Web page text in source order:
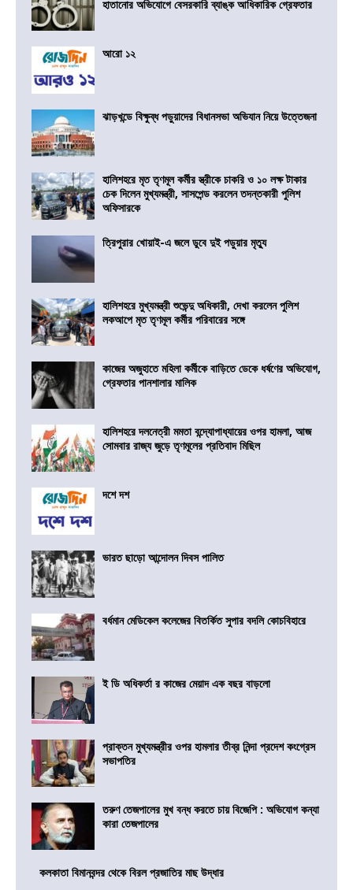
হাতানোর অভিযোগে বেসরকারি ব্যাঙ্ক আধিকারিক গ্রেফতার
আরো ১২
ঝাড়খন্ডে বিক্ষুব্ধ পড়ুয়াদের বিধানসভা অভিযান নিয়ে উত্তেজনা
হালিশহরে মৃত তৃণমূল কর্মীর স্ত্রীকে চাকরি ও ১০ লক্ষ টাকার
চেক দিলেন মুখ্যমন্ত্রী, সাসপেন্ড করলেন তদন্তকারী পুলিশ
অফিসারকে
ত্রিপুরার খোয়াই-এ জলে ডুবে দুই পড়ুয়ার মৃত্যু
হালিশহরে মুখ্যমন্ত্রী শুভেন্দু অধিকারী, দেখা করলেন পুলিশ
লকআপে মৃত তৃণমূল কর্মীর পরিবারের সঙ্গে
কাজের অজুহাতে মহিলা কর্মীকে বাড়িতে ডেকে ধর্ষণের অভিযোগ,
গ্রেফতার পানশালার মালিক
হালিশহরে দলনেত্রী মমতা বন্দ্যোপাধ্যায়ের ওপর হামলা, আজ
সোমবার রাজ্য জুড়ে তৃণমূলের প্রতিবাদ মিছিল
দশে দশ
ভারত ছাড়ো আন্দোলন দিবস পালিত
বর্ধমান মেডিকেল কলেজের বিতর্কিত সুপার বদলি কোচবিহারে
ই ডি অধিকর্তা র কাজের মেয়াদ এক বছর বাড়লো
প্রাক্তন মুখ্যমন্ত্রীর ওপর হামলার তীব্র নিন্দা প্রদেশ কংগ্রেস
সভাপতির
তরুণ তেজপালের মুখ বন্ধ করতে চায় বিজেপি : অভিযোগ কন্যা
কারা তেজপালের
কলকাতা বিমানবন্দর থেকে বিরল প্রজাতির মাছ উদ্ধার